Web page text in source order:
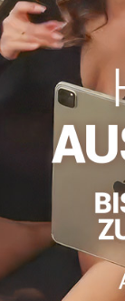
Warme